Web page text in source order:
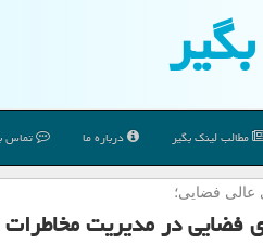
مطالب لینك بگیر درباره ما تماس
عالی فضایی؛
فضایی در مدیریت